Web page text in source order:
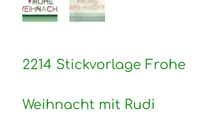
2214 Stickvorlage Frohe
Weihnacht mit Rudi